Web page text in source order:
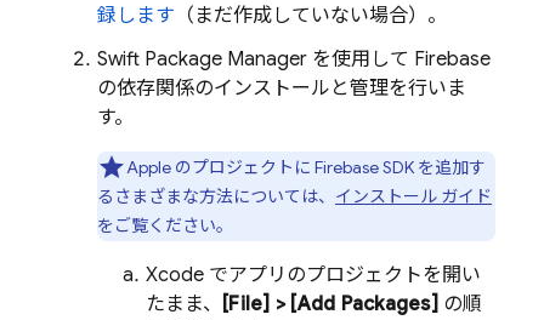
録します （まだ作成していない場合）。
Swift Package Manager を使用して Firebase
の依存関係のインストールと管理を行いま
す。
Apple のプロジェクトに Firebase SDK を追加す
るさまざまな方法については、 インストール ガイド
をご覧ください。
Xcode でアプリのプロジェクトを開い
たまま、
[File] > [Add Packages] の順